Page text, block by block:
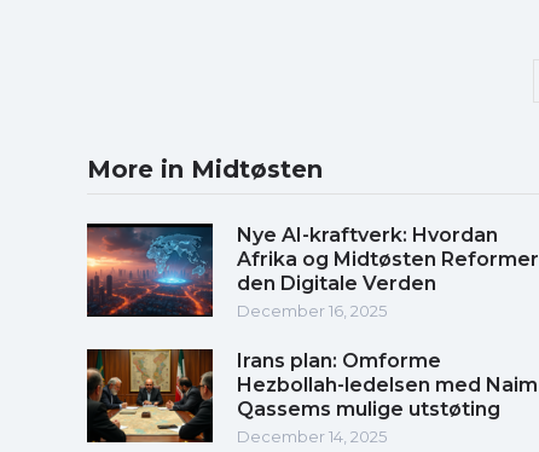
More in Midtøsten
Nye AI-kraftverk: Hvordan
Afrika og Midtøsten Reformer
den Digitale Verden
December 16, 2025
Irans plan: Omforme
Hezbollah-ledelsen med Naim
Qassems mulige utstøting
December 14, 2025